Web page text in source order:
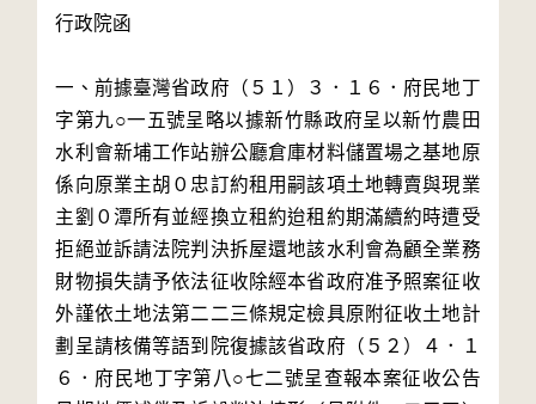
行政院函
一、前據臺灣省政府（５１）３．１６．府民地丁
字第九○一五號呈略以據新竹縣政府呈以新竹農田
水利會新埔工作站辦公廳倉庫材料儲置場之基地原
係向原業主胡０忠訂約租用嗣該項土地轉賣與現業
主劉０潭所有並經換立租約迨租約期滿續約時遭受
拒絕並訴請法院判決拆屋還地該水利會為顧全業務
財物損失請予依法征收除經本省政府准予照案征收
外謹依土地法第二二三條規定檢具原附征收土地計
劃呈請核備等語到院復據該省政府（５２）４．１
６．府民地丁字第八○七二號呈查報本案征收公告